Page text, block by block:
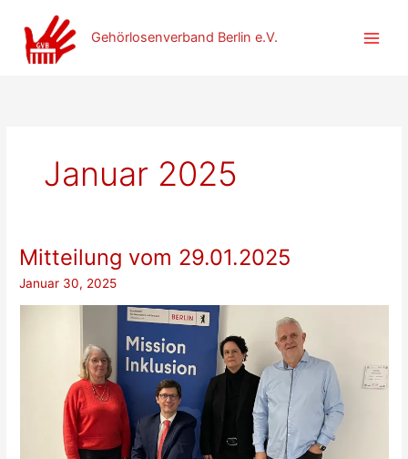
Inhalt
springen
Gehörlosenverband Berlin e.V.
Januar 2025
Mitteilung vom 29.01.2025
Januar 30, 2025